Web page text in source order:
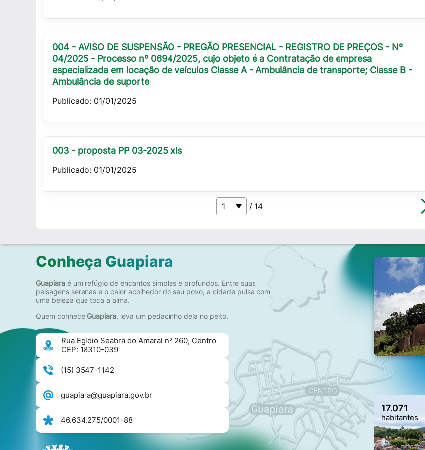
004 - AVISO DE SUSPENSÃO - PREGÃO PRESENCIAL - REGISTRO DE PREÇOS - Nº
04/2025 - Processo nº 0694/2025, cujo objeto é a Contratação de empresa
especializada em locação de veículos Classe A - Ambulância de transporte; Classe B -
Ambulância de suporte
Publicado: 01/01/2025
003 - proposta PP 03-2025 xls
Publicado: 01/01/2025
/ 14
Conheça Guapiara
Guapiara é um refúgio de encantos simples e profundos. Entre suas
paisagens serenas e o calor acolhedor do seu povo, a cidade pulsa com
uma beleza que toca a alma.
Quem conhece Guapiara, leva um pedacinho dela no peito.
Rua Egídio Seabra do Amaral nº 260, Centro
CEP: 18310-039
(15) 3547-1142
guapiara@guapiara.gov.br
46.634.275/0001-88
17.071
habitantes